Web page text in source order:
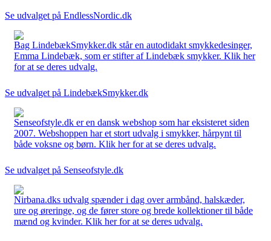
Se udvalget på EndlessNordic.dk
Bag LindebækSmykker.dk står en autodidakt smykkedesinger,
Emma Lindebæk, som er stifter af Lindebæk smykker. Klik her
for at se deres udvalg.
Se udvalget på LindebækSmykker.dk
Senseofstyle.dk er en dansk webshop som har eksisteret siden
2007. Webshoppen har et stort udvalg i smykker, hårpynt til
både voksne og børn. Klik her for at se deres udvalg.
Se udvalget på Senseofstyle.dk
Nirbana.dks udvalg spænder i dag over armbånd, halskæder,
ure og øreringe, og de fører store og brede kollektioner til både
mænd og kvinder. Klik her for at se deres udvalg.